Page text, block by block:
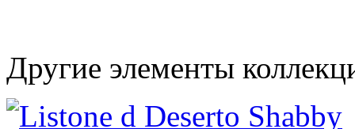
Другие элементы